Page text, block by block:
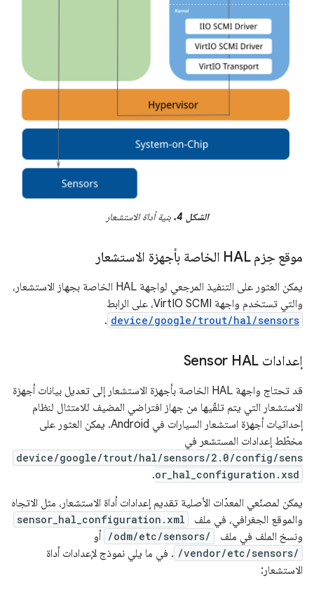
الشكل 4. بنية أداة الاستشعار
موقع حِزم HAL الخاصة بأجهزة الاستشعار
يمكن العثور على التنفيذ المرجعي لواجهة HAL الخاصة بجهاز الاستشعار،
والتي تستخدم واجهة VirtIO SCMI، على الرابط
device/google/trout/hal/sensors
.
إعدادات Sensor HAL
قد تحتاج واجهة HAL الخاصة بأجهزة الاستشعار إلى تعديل بيانات أجهزة
الاستشعار التي يتم تلقّيها من جهاز افتراضي المضيف للامتثال لنظام
إحداثيات أجهزة استشعار السيارات في Android. يمكن العثور على
مخطّط إعدادات المستشعر في
device/google/trout/hal/sensors/2.0/config/sens
or_hal_configuration.xsd
.
يمكن لمصنّعي المعدّات الأصلية تقديم إعدادات أداة الاستشعار، مثل الاتجاه
والموقع الجغرافي، في ملف ‎
sensor_hal_configuration.xml
ونسخ الملف في ملف ‎ /odm/etc/sensors/ أو
/vendor/etc/sensors/ . في ما يلي نموذج لإعدادات أداة
الاستشعار: